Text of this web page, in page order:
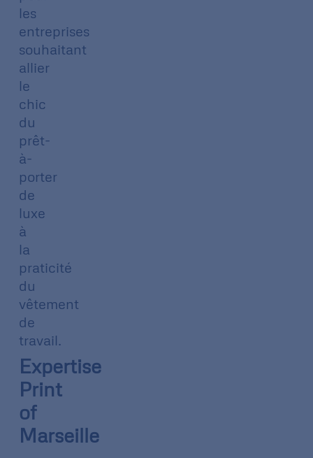
les
entreprises
souhaitant
allier
le
chic
du
prêt-
à-
porter
de
luxe
à
la
praticité
du
vêtement
de
travail.
Expertise
Print
of
Marseille